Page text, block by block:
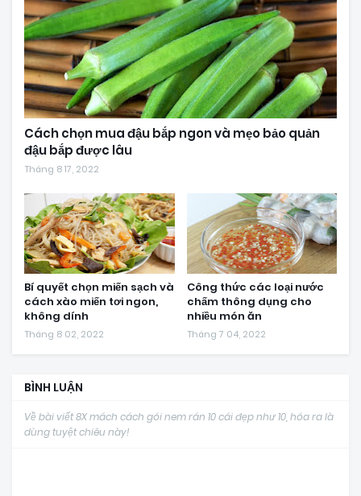
Cách chọn mua đậu bắp ngon và mẹo bảo quản
đậu bắp được lâu
Tháng 8 17, 2022
Bí quyết chọn miến sạch và
cách xào miến tơi ngon,
không dính
Tháng 8 02, 2022
Công thức các loại nước
chấm thông dụng cho
nhiều món ăn
Tháng 7 04, 2022
BÌNH LUẬN
Về bài viết 8X mách cách gói nem rán 10 cái đẹp như 10, hóa ra là
dùng tuyệt chiêu này!